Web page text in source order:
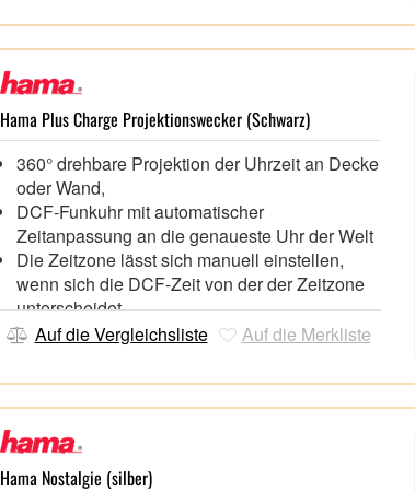
Verbraucherhinweis: Durch den schleichenden
Sekundenzeiger sind keine Tickgeräusche
leicht zu hören
Breite x Tiefe x Höhe: 9,2 x 9,20 x 3,90 cm,
Gewicht: 106 g,
Anzahl Batterien: 1,
Batterietyp: AA Mignon,
Hama Plus Charge Projektionswecker (Schwarz)
360° drehbare Projektion der Uhrzeit an Decke
oder Wand,
DCF-Funkuhr mit automatischer
Zeitanpassung an die genaueste Uhr der Welt
Die Zeitzone lässt sich manuell einstellen,
wenn sich die DCF-Zeit von der der Zeitzone
unterscheidet
Zwei Weckzeiten programmierbar, praktisch
Zeiten aufstehen, Speed-Alarm weckt
Schlafmützen mit zunehmendem Weckton-
Touch-Sensor zur komfortablen Aktivierung der
Hintergrundbeleuchtung und
Auf die Vergleichsliste Auf die Merkliste
Hama Nostalgie (silber)